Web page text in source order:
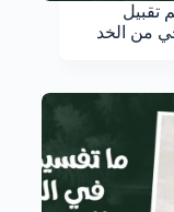
تقبيل
من الخد